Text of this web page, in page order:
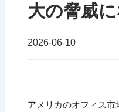
大の脅威
2026-06-10
アメリカのオフィス市